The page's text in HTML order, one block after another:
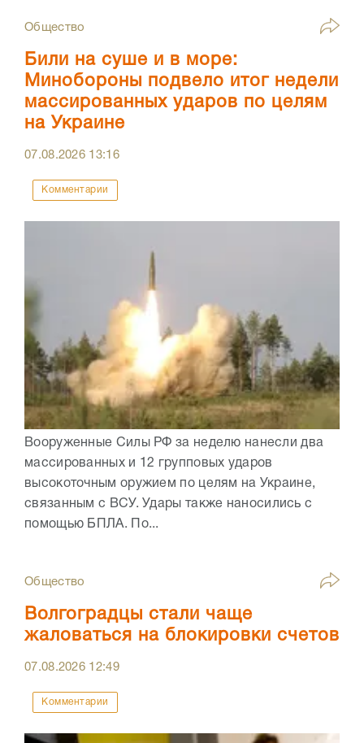
Общество
Били на суше и в море:
Минобороны подвело итог недели
массированных ударов по целям
на Украине
07.08.2026 13:16
Комментарии
Вооруженные Силы РФ за неделю нанесли два
массированных и 12 групповых ударов
высокоточным оружием по целям на Украине,
связанным с ВСУ. Удары также наносились с
помощью БПЛА. По...
Общество
Волгоградцы стали чаще
жаловаться на блокировки счетов
07.08.2026 12:49
Комментарии